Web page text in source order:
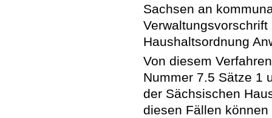
Sachsen an
Haushaltsordnung
Von diesem
Nummer 7.5 Sätze 1
der Sächsischen
diesen Fällen